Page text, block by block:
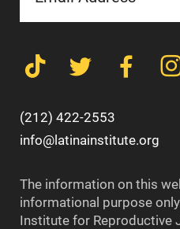
(212) 422-2553
info@latinainstitute.org
The information on this
informational purpose
Institute for Reproductive